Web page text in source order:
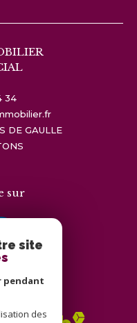
34
DE GAULLE
sur
site
pendant
des